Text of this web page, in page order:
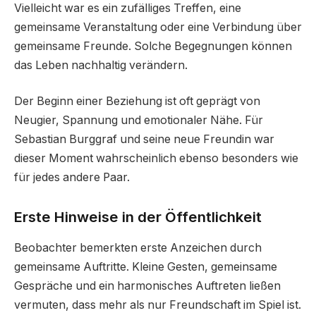
Vielleicht war es ein zufälliges Treffen, eine
gemeinsame Veranstaltung oder eine Verbindung über
gemeinsame Freunde. Solche Begegnungen können
das Leben nachhaltig verändern.
Der Beginn einer Beziehung ist oft geprägt von
Neugier, Spannung und emotionaler Nähe. Für
Sebastian Burggraf und seine neue Freundin war
dieser Moment wahrscheinlich ebenso besonders wie
für jedes andere Paar.
Erste Hinweise in der Öffentlichkeit
Beobachter bemerkten erste Anzeichen durch
gemeinsame Auftritte. Kleine Gesten, gemeinsame
Gespräche und ein harmonisches Auftreten ließen
vermuten, dass mehr als nur Freundschaft im Spiel ist.